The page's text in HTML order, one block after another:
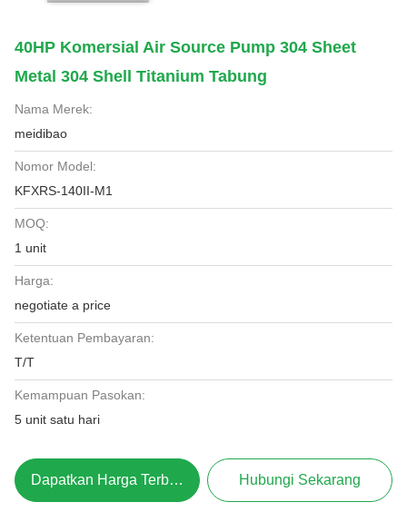
40HP Komersial Air Source Pump 304 Sheet
Metal 304 Shell Titanium Tabung
Nama Merek:
meidibao
Nomor Model:
KFXRS-140II-M1
MOQ:
1 unit
Harga:
negotiate a price
Ketentuan Pembayaran:
T/T
Kemampuan Pasokan:
5 unit satu hari
Dapatkan Harga Terbaik Hubungi Sekarang